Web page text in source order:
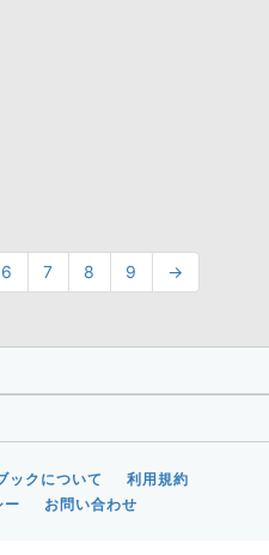
6 7 8 9 →
ックについて
利用規約
ー
お問い合わせ